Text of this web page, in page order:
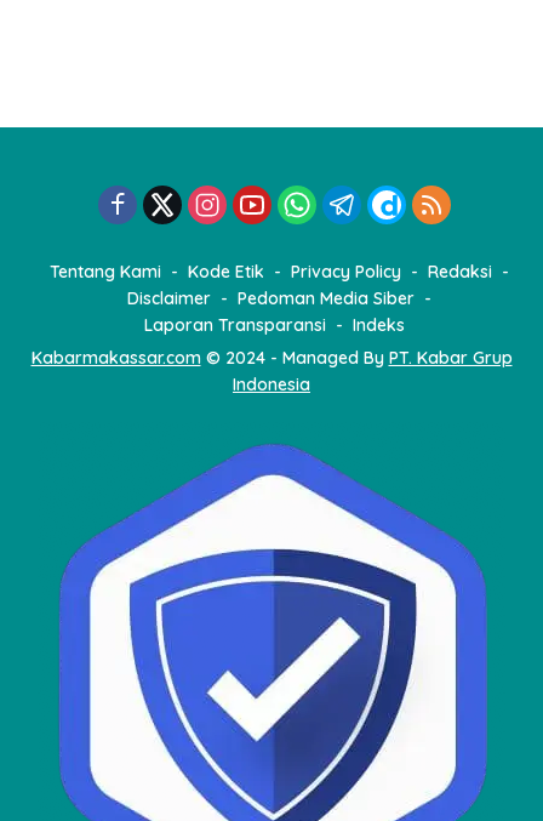
Tentang Kami Kode Etik Privacy Policy
Redaksi
Disclaimer
Pedoman Media Siber
Laporan Transparansi
Indeks
Kabarmakassar.com© 2024 - Managed By PT. Kabar Grup
Indonesia